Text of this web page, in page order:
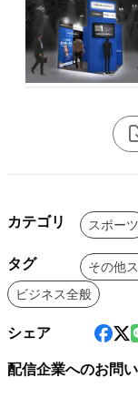
カテゴリ スポーツ
タグ その他
ビジネス全般
シェア
配信企業へのお問